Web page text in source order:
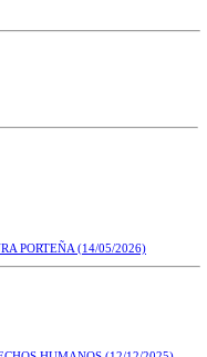
PORTEÑA (14/05/2026)